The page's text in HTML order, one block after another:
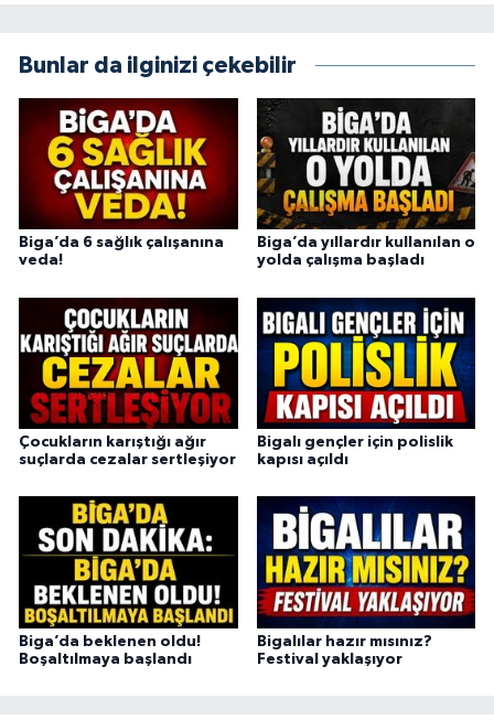
Bunlar da ilginizi çekebilir
Biga’da 6 sağlık çalışanına
veda!
Biga’da yıllardır kullanılan o
yolda çalışma başladı
Çocukların karıştığı ağır
suçlarda cezalar sertleşiyor
Bigalı gençler için polislik
kapısı açıldı
Biga’da beklenen oldu!
Boşaltılmaya başlandı
Bigalılar hazır mısınız?
Festival yaklaşıyor